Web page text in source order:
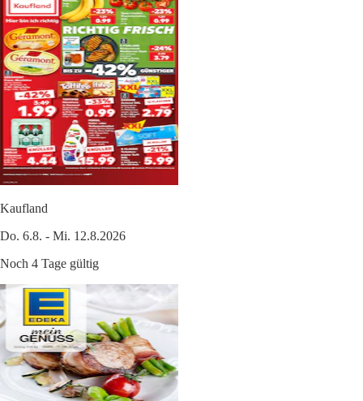
Kaufland
Do. 6.8. - Mi. 12.8.2026
Noch 4 Tage gültig